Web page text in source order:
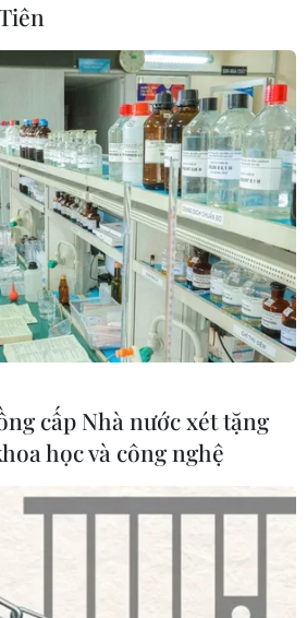
Góc nhìn về vấn đề xã hội
trong “Rất hân hạnh” không chỉ
mà còn rất duyên dáng trong
xã hội.
cấp Nhà nước xét tặng
học và công nghệ